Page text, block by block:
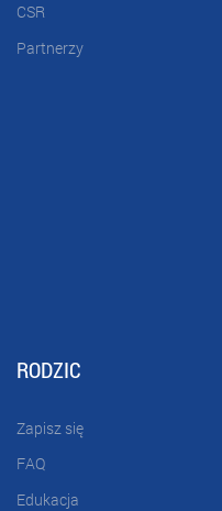
CSR
Partnerzy
RODZIC
Zapisz się
FAQ
Edukacja